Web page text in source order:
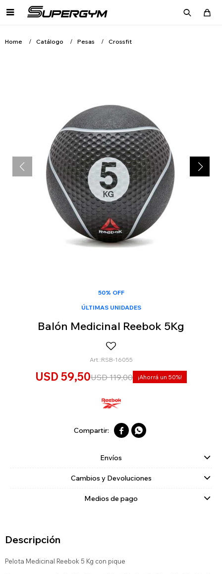

Home Catálogo Pesas Crossfit
50% OFF
ÚLTIMAS UNIDADES
Balón Medicinal Reebok 5Kg
RSB-16055
USD 59,50USD 119,00 50
 
Envíos
Cambios y Devoluciones
Medios de pago
Descripción
Pelota Medicinal Reebok 5 Kg con pique